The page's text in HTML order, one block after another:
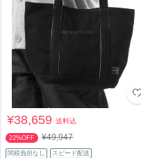
¥38,659送料込
22%OFF ¥49,947
関税負担なし スピード配送